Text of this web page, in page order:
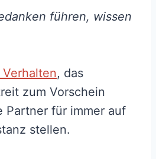
führen, wissen
, das
zum Vorschein
Partner für immer auf
stellen.